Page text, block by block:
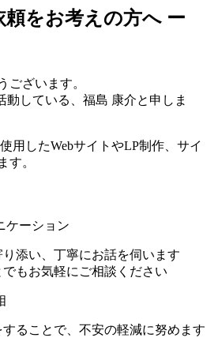
頼をお考えの方へ ー
ございます。
動している、福島 康介と申しま
用したWebサイトやLP制作、サイ
す。
ケーション
添い、丁寧にお話を伺います
もお気軽にご相談ください
ることで、不安の軽減に努めます